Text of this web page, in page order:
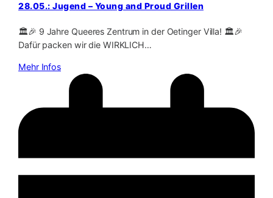
28.05.: Jugend – Young and Proud Grillen
🏛️🎉 9 Jahre Queeres Zentrum in der Oetinger Villa! 🏛️🎉
Dafür packen wir die WIRKLICH…
Mehr Infos